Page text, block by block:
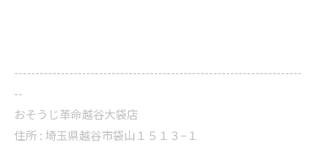
--------------------------------------------------------------------
--
おそうじ革命越谷大袋店
住所 : 埼玉県越谷市袋山１５１３−１